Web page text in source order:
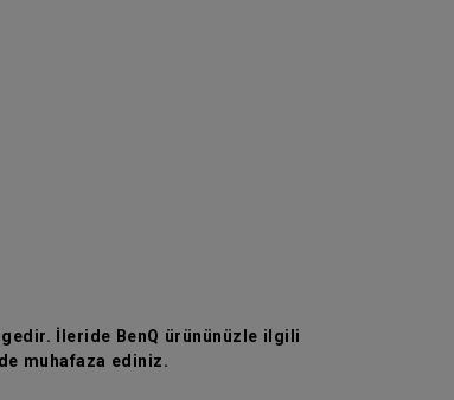
İleride BenQ ürününüzle ilgili
muhafaza ediniz.